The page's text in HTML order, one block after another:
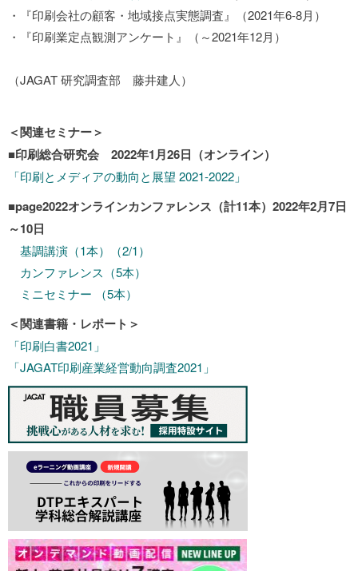
・『印刷会社の顧客・地域接点実態調査』（2021年6-8月）
・『印刷業定点観測アンケート』（～2021年12月）
（JAGAT 研究調査部 藤井建人）
＜関連セミナー＞
■印刷総合研究会 2022年1月26日（オンライン）
「印刷とメディアの動向と展望 2021-2022」
■page2022オンラインカンファレンス （計11本）2022年2月7日
～10日
基調講演（1本）（2/1）
カンファレンス（5本）
ミニセミナー （5本）
＜関連書籍・レポート＞
「印刷白書2021」
「JAGAT印刷産業経営動向調査2021 」